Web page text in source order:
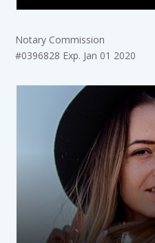
Notary Commission
#0396828 Exp. Jan 01 2020